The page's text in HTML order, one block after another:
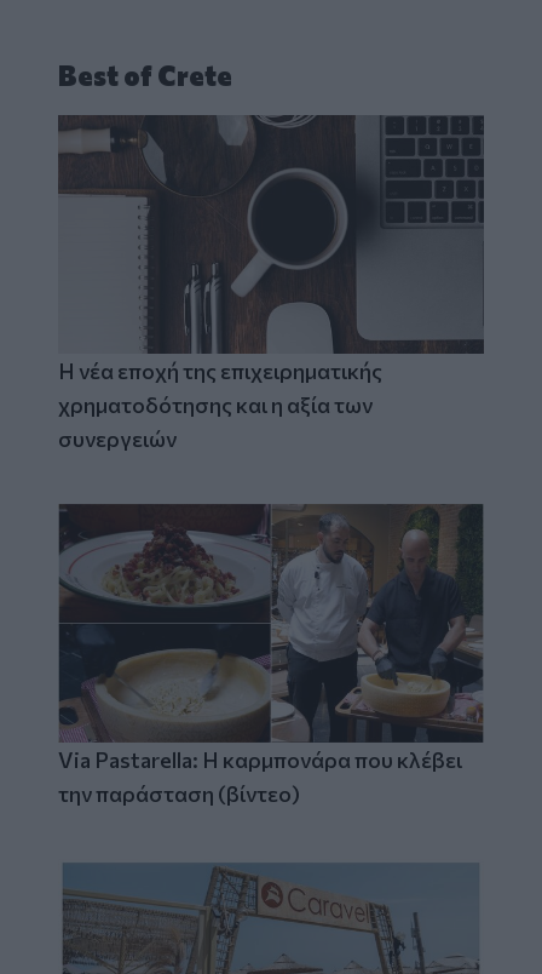
Best of Crete
Η νέα εποχή της επιχειρηματικής
χρηματοδότησης και η αξία των
συνεργειών
Via Pastarella: Η καρμπονάρα που κλέβει
την παράσταση (βίντεο)